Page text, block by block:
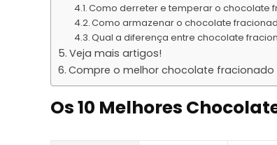
Como derreter e temperar o chocolate
Como armazenar o chocolate
Qual a diferença entre chocolate
Veja mais artigos!
Compre o melhor chocolate
Os 10 Melhores